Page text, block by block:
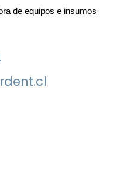
de equipos e insumos